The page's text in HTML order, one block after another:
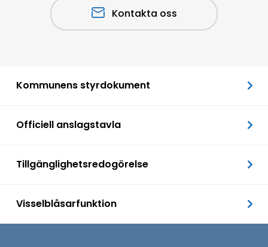
Kontakta oss
Kommunens styrdokument
Officiell anslagstavla
Tillgänglighetsredogörelse
Visselblåsarfunktion